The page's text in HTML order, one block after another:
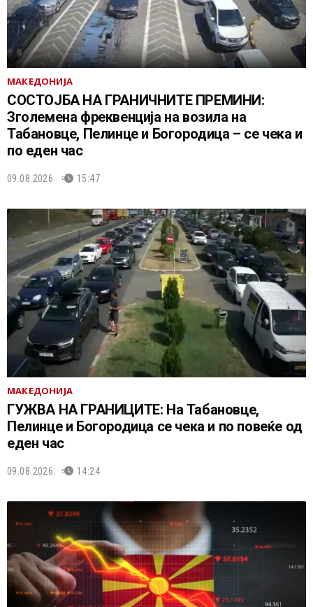
МАКЕДОНИЈА
СОСТОЈБА НА ГРАНИЧНИТЕ ПРЕМИНИ:
Зголемена фреквенција на возила на
Табановце, Пелинце и Богородица – се чека и
по еден час
09.08.2026. 15:47
МАКЕДОНИЈА
ГУЖВА НА ГРАНИЦИТЕ: На Табановце,
Пелинце и Богородица се чека и по повеќе од
еден час
09.08.2026. 14:24